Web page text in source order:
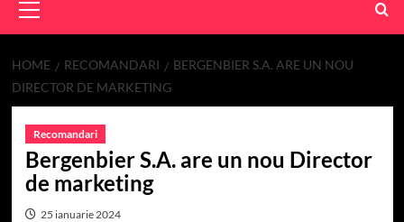
Menu
HOME RECOMANDARI
BERGENBIER S.A. ARE UN NOU
DIRECTOR DE MARKETING
Recomandari
Bergenbier S.A. are un nou Director
de marketing
25 ianuarie 2024